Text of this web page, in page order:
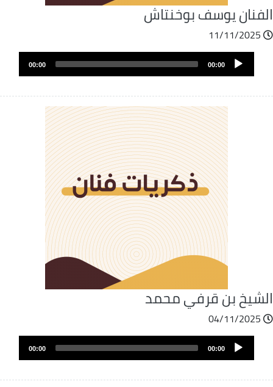
يوسف بوخنتاش
11/11/2025
ملفAudio
Player
00:00
00:00
بن قرفي محمد
04/11/2025
ملفAudio
Player
00:00
00:00